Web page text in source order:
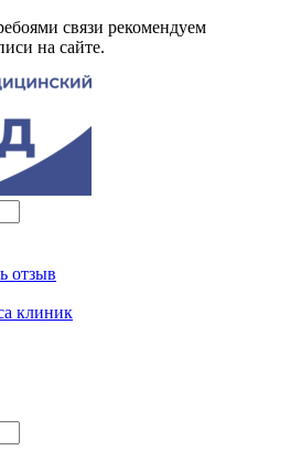
связи рекомендуем
на сайте.
отзыв
клиник